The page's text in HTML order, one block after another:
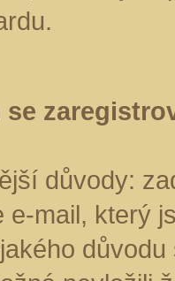
důvody:
e-mail, který